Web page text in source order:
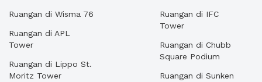
Ruangan di Wisma 76
Ruangan di APL
Tower
Ruangan di Lippo St.
Moritz Tower
Ruangan di IFC
Tower
Ruangan di Chubb
Square Podium
Ruangan di Sunken